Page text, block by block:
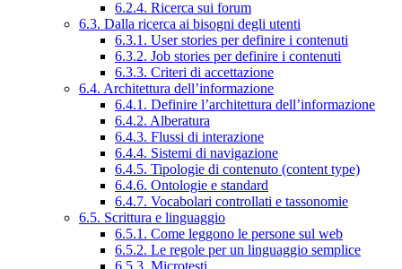
6.2.4. Ricerca sui forum
6.3. Dalla ricerca ai bisogni degli utenti
6.3.1. User stories per definire i contenuti
6.3.2. Job stories per definire i contenuti
6.3.3. Criteri di accettazione
6.4. Architettura dell’informazione
6.4.1. Definire l’architettura dell’informazione
6.4.2. Alberatura
6.4.3. Flussi di interazione
6.4.4. Sistemi di navigazione
6.4.5. Tipologie di contenuto (content type)
6.4.6. Ontologie e standard
6.4.7. Vocabolari controllati e tassonomie
6.5. Scrittura e linguaggio
6.5.1. Come leggono le persone sul web
6.5.2. Le regole per un linguaggio semplice
6.5.3. Microtesti